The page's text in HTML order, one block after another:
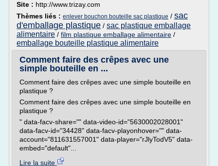
Site : http://www.trizay.com
Thèmes liés : enlever bouchon bouteille sac plastique / sac
d'emballage plastique / sac plastique emballage
alimentaire / film plastique emballage alimentaire /
emballage bouteille plastique alimentaire
Comment faire des crêpes avec une
simple bouteille en ...
Comment faire des crêpes avec une simple bouteille en
plastique ?
Comment faire des crêpes avec une simple bouteille en
plastique ?
" data-facv-share="" data-video-id="5630002028001"
data-facv-id="34428" data-facv-playonhover="" data-
account="811631557001" data-player="rJlyTodV5" data-
embed="default"...
Lire la suite